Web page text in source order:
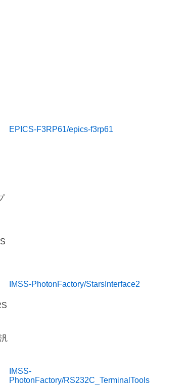
EPICS-F3RP61/epics-f3rp61
IMSS-PhotonFactory/StarsInterface2
IMSS-
PhotonFactory/RS232C_TerminalTools